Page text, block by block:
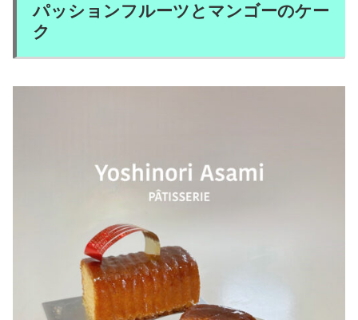
パッションフルーツとマンゴーのケー
ク